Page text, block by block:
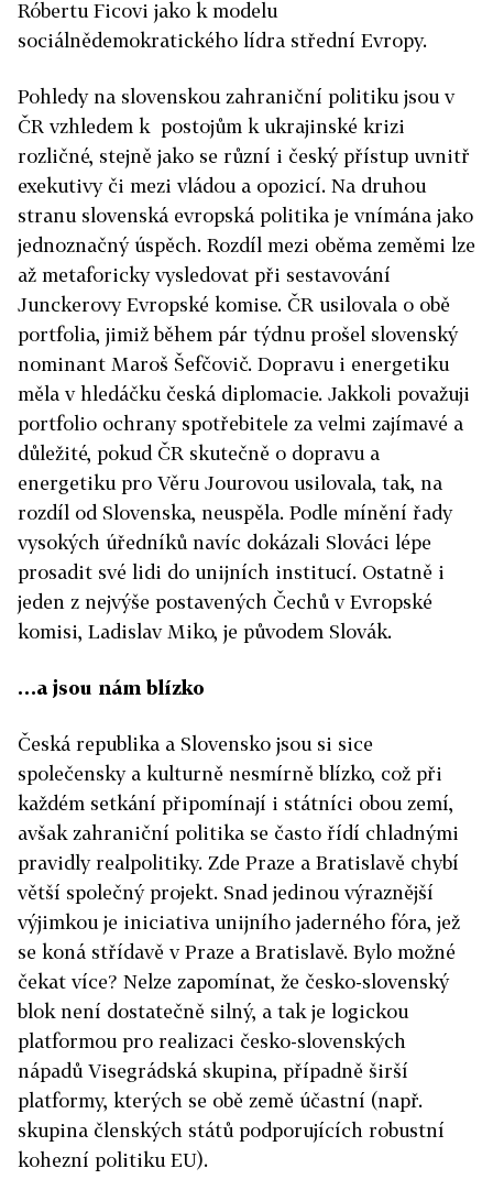
Róbertu Ficovi jako k modelu
sociálnědemokratického lídra střední Evropy.
Pohledy na slovenskou zahraniční politiku jsou v
ČR vzhledem k postojům k ukrajinské krizi
rozličné, stejně jako se různí i český přístup uvnitř
exekutivy či mezi vládou a opozicí. Na druhou
stranu slovenská evropská politika je vnímána jako
jednoznačný úspěch. Rozdíl mezi oběma zeměmi lze
až metaforicky vysledovat při sestavování
Junckerovy Evropské komise. ČR usilovala o obě
portfolia, jimiž během pár týdnu prošel slovenský
nominant Maroš Šefčovič. Dopravu i energetiku
měla v hledáčku česká diplomacie. Jakkoli považuji
portfolio ochrany spotřebitele za velmi zajímavé a
důležité, pokud ČR skutečně o dopravu a
energetiku pro Věru Jourovou usilovala, tak, na
rozdíl od Slovenska, neuspěla. Podle mínění řady
vysokých úředníků navíc dokázali Slováci lépe
prosadit své lidi do unijních institucí. Ostatně i
jeden z nejvýše postavených Čechů v Evropské
komisi, Ladislav Miko, je původem Slovák.
…a jsou nám blízko
Česká republika a Slovensko jsou si sice
společensky a kulturně nesmírně blízko, což při
každém setkání připomínají i státníci obou zemí,
avšak zahraniční politika se často řídí chladnými
pravidly realpolitiky. Zde Praze a Bratislavě chybí
větší společný projekt. Snad jedinou výraznější
výjimkou je iniciativa unijního jaderného fóra, jež
se koná střídavě v Praze a Bratislavě. Bylo možné
čekat více? Nelze zapomínat, že česko-slovenský
blok není dostatečně silný, a tak je logickou
platformou pro realizaci česko-slovenských
nápadů Visegrádská skupina, případně širší
platformy, kterých se obě země účastní (např.
skupina členských států podporujících robustní
kohezní politiku EU).